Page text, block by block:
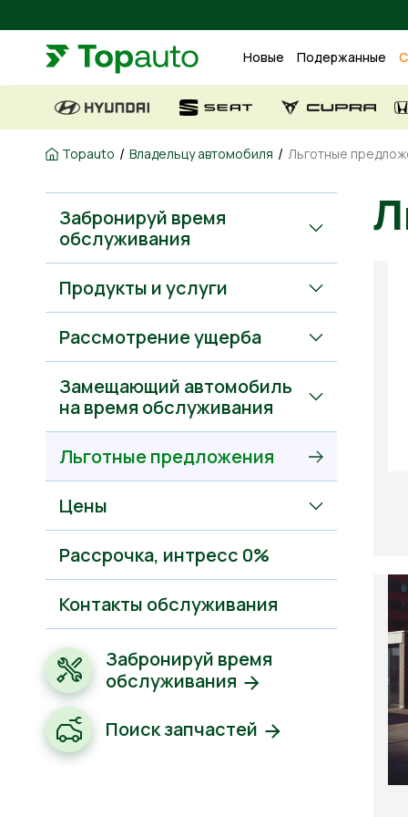
Новые Подержанные
Topauto / Владельцу автомобиля / Льготные
Забронируй время
обслуживания
Продукты и услуги
Рассмотрение ущерба
Замещающий автомобиль
на время обслуживания
Льготные предложения
Цены
Рассрочкa, интресс 0%
Контакты обслуживания
Забронируй время
обслуживания
Поиск запчастей